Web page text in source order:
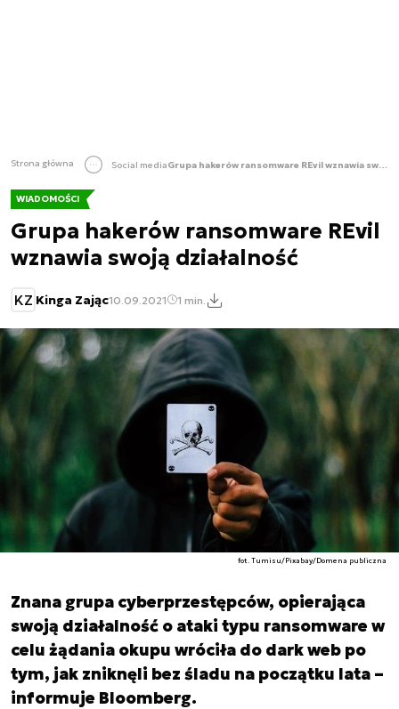
Strona główna Social media Grupa hakerów ransomware REvil wznawia swoją działalność
WIADOMOŚCI
Grupa hakerów ransomware REvil
wznawia swoją działalność
KZ Kinga Zając10.09.2021 1 min.
fot. Tumisu/Pixabay/Domena publiczna
Znana grupa cyberprzestępców, opierająca
swoją działalność o ataki typu ransomware w
celu żądania okupu wróciła do dark web po
tym, jak zniknęli bez śladu na początku lata –
informuje Bloomberg.